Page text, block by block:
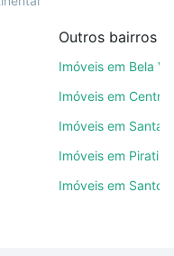
pesquisar por
quantidade de
de garagem para
preço, metragem e
Imóveis à venda
Outros bairros
Imóveis em Bela
Imóveis em Centro
Imóveis em Santa
Imóveis em
Imóveis em Santo